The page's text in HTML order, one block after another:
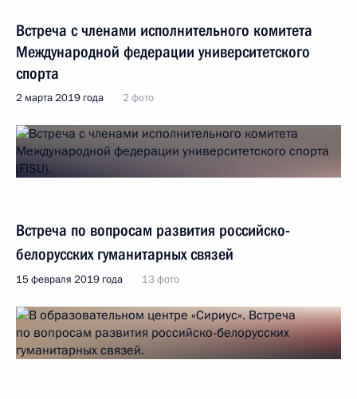
Встреча с членами исполнительного комитета
Международной федерации университетского
спорта
2 марта 2019 года 2 фото
Встреча по вопросам развития российско-
белорусских гуманитарных связей
15 февраля 2019 года 13 фото